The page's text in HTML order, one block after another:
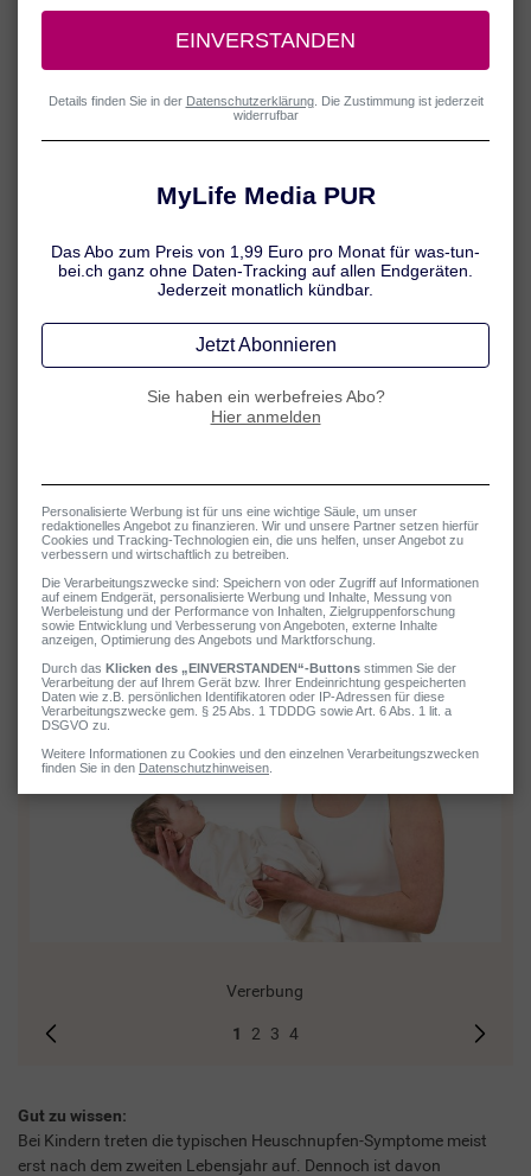
Heuschnupfen: Was passiert im
Körper?
Bei Heuschnupfen handelt es sich um eine allergische Reaktion der
Abwehrreaktion gegen den vermeintlich feindlichen „Eindringling“.
einer Entzündung der Schleimhaut in den oberen Atemwegen, die
zur Ausbildung der typischen Heuschnupfen-Symptome wie
Schnupfen und Niesreiz führt.
Die allergische Reaktion tritt allerdings nie beim ersten Kontakt mit
dem Allergen ein. Erst wenn die sogenannte Sensibilisierungsphase
durchlaufen ist, in der spezifische Antikörper gegen das Allergen
gebildet werden, kommt es beim nächsten Kontakt mit diesem
handelt, treten die Symptome innerhalb von Sekunden oder wenigen
Minuten nach dem Allergen-Kontakt ein.
Heuschnupfen
Mögliche Ursachen
Vererbung
1 2 3 4
Gut zu wissen:
Bei Kindern treten die typischen Heuschnupfen-Symptome meist
erst nach dem zweiten Lebensjahr auf. Dennoch ist davon